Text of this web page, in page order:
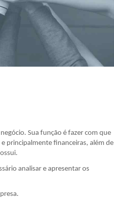
Sua função é fazer com que
principalmente financeiras, além de
analisar e apresentar os